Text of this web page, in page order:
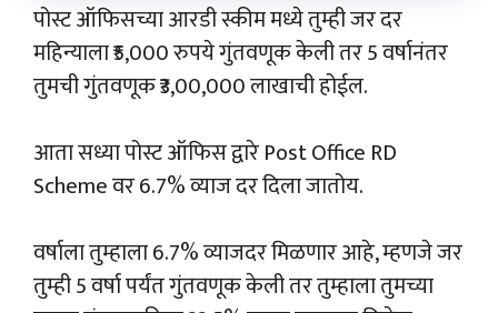
पोस्ट ऑफिसच्या आरडी स्कीम मध्ये तुम्ही जर दर
महिन्याला ₹5,000 रुपये गुंतवणूक केली तर 5 वर्षानंतर
तुमची गुंतवणूक ₹3,00,000 लाखाची होईल.
आता सध्या पोस्ट ऑफिस द्वारे Post Office RD
Scheme वर 6.7% व्याज दर दिला जातोय.
वर्षाला तुम्हाला 6.7% व्याजदर मिळणार आहे, म्हणजे जर
तुम्ही 5 वर्षा पर्यंत गुंतवणूक केली तर तुम्हाला तुमच्या